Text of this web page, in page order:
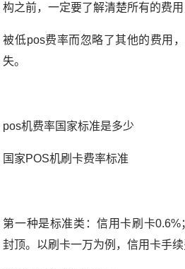
构之前，一定要了解清楚所有的费
被低pos费率而忽略了其他的费用
失。
pos机费率国家标准是多少
国家POS机刷卡费率标准
第一种是标准类：信用卡刷卡
封顶。以刷卡一万为例，信用卡手续